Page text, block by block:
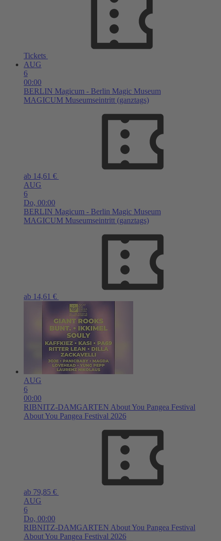
Tickets
AUG
6
00:00
BERLIN Magicum - Berlin Magic Museum
MAGICUM Museumseintritt (ganztags)
ab 14,61 €
AUG
6
Do, 00:00
BERLIN Magicum - Berlin Magic Museum
MAGICUM Museumseintritt (ganztags)
ab 14,61 €
AUG
6
00:00
RIBNITZ-DAMGARTEN About You Pangea Festival
About You Pangea Festival 2026
ab 79,85 €
AUG
6
Do, 00:00
RIBNITZ-DAMGARTEN About You Pangea Festival
About You Pangea Festival 2026